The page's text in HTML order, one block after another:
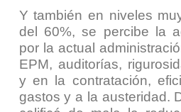
Y también en niveles
del 60%, se percibe la
por la actual
EPM, auditorías,
y en la contratación,
gastos y a la austeridad.